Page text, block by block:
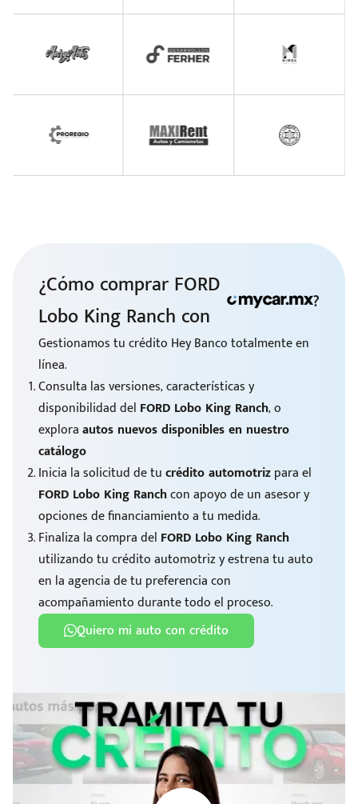
¿Cómo comprar FORD
Lobo King Ranch con
?
Gestionamos tu crédito Hey Banco totalmente en
línea.
Consulta las versiones, características y
disponibilidad del FORD Lobo King Ranch, o
exploraautos nuevos disponibles en nuestro
catálogo
Inicia la solicitud de tucrédito automotrizpara el
FORD Lobo King Ranchcon apoyo de un asesor y
opciones de financiamiento a tu medida.
Finaliza la compra del FORD Lobo King Ranch
utilizando tu crédito automotriz y estrena tu auto
en la agencia de tu preferencia con
acompañamiento durante todo el proceso.
Quiero mi auto con crédito